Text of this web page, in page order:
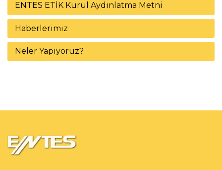
ENTES ETİK Kurul Aydınlatma Metni
Haberlerimiz
Neler Yapıyoruz?